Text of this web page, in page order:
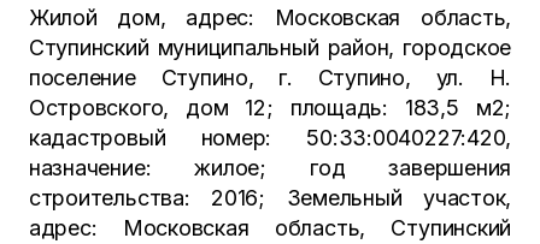
Жилой дом, адрес: Московская область,
Ступинский муниципальный район, городское
поселение Ступино, г. Ступино, ул. Н.
Островского, дом 12; площадь: 183,5 м2;
кадастровый номер: 50:33:0040227:420,
назначение: жилое; год завершения
строительства: 2016; Земельный участок,
адрес: Московская область, Ступинский